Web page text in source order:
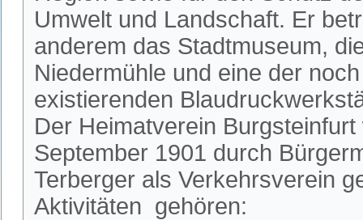
Umwelt und Landschaft. Er
anderem das Stadtmuseum,
Niedermühle und eine der
existierenden
Der Heimatverein
September 1901 durch
Terberger als Verkehrsverein
Aktivitäten gehören: